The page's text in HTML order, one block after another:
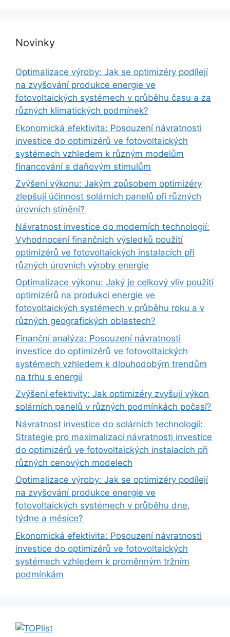
Novinky
Optimalizace výroby: Jak se optimizéry podílejí
na zvyšování produkce energie ve
fotovoltaických systémech v průběhu času a za
různých klimatických podmínek?
Ekonomická efektivita: Posouzení návratnosti
investice do optimizérů ve fotovoltaických
systémech vzhledem k různým modelům
financování a daňovým stimulům
Zvýšení výkonu: Jakým způsobem optimizéry
zlepšují účinnost solárních panelů při různých
úrovních stínění?
Návratnost investice do moderních technologií:
Vyhodnocení finančních výsledků použití
optimizérů ve fotovoltaických instalacích při
různých úrovních výroby energie
Optimalizace výkonu: Jaký je celkový vliv použití
optimizérů na produkci energie ve
fotovoltaických systémech v průběhu roku a v
různých geografických oblastech?
Finanční analýza: Posouzení návratnosti
investice do optimizérů ve fotovoltaických
systémech vzhledem k dlouhodobým trendům
na trhu s energií
Zvýšení efektivity: Jak optimizéry zvyšují výkon
solárních panelů v různých podmínkách počasí?
Návratnost investice do solárních technologií:
Strategie pro maximalizaci návratnosti investice
do optimizérů ve fotovoltaických instalacích při
různých cenových modelech
Optimalizace výroby: Jak se optimizéry podílejí
na zvyšování produkce energie ve
fotovoltaických systémech v průběhu dne,
týdne a měsíce?
Ekonomická efektivita: Posouzení návratnosti
investice do optimizérů ve fotovoltaických
systémech vzhledem k proměnným tržním
podmínkám